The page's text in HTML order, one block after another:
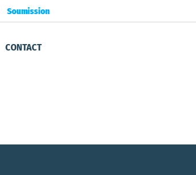
Soumission
CONTACT